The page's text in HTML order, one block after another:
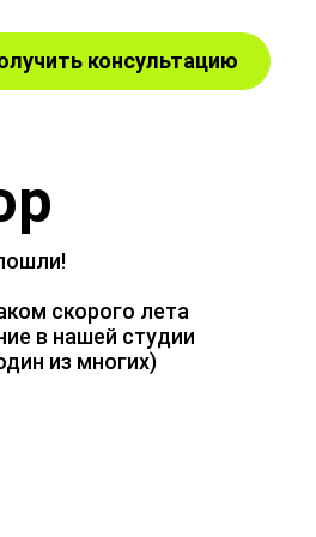
консультацию
скорого лета
в нашей студии
из многих)